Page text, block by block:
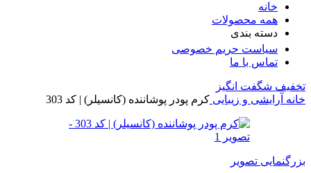
خانه
همه محصولات
دسته بندی
سیاست حریم خصوصی
تماس با ما
تخفیف شگفت انگیز
خانه آرایشی و زیبایی کرم پودر پوشاننده (کانسیلر) | کد 303
بزرگنمایی تصویر